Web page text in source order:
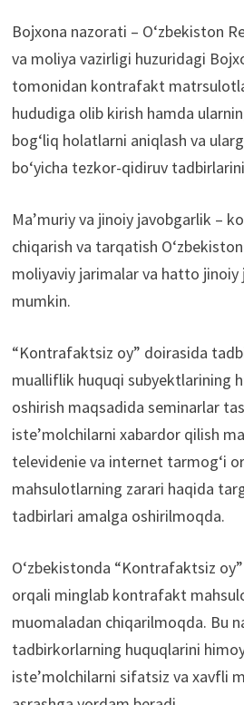
Bojxona nazorati – O‘zbekiston
va moliya vazirligi huzuridagi
tomonidan kontrafakt
hududiga olib kirish hamda
bog‘liq holatlarni aniqlash va
bo‘yicha tezkor-qidiruv
Ma’muriy va jinoiy javobgarlik –
chiqarish va tarqatish
moliyaviy jarimalar va hatto jinoiy
mumkin.
“Kontrafaktsiz oy” doirasida
mualliflik huquqi subyektlarining
oshirish maqsadida seminarlar
iste’molchilarni xabardor qilish
televidenie va internet tarmog‘i
mahsulotlarning zarari haqida
tadbirlari amalga oshirilmoqda.
O‘zbekistonda “Kontrafaktsiz
orqali minglab kontrafakt
muomaladan chiqarilmoqda. Bu
tadbirkorlarning huquqlarini
iste’molchilarni sifatsiz va xavfli